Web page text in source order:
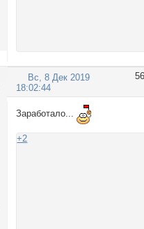
56
Вс, 8 Дек 2019
18:02:44
Заработало...
+2